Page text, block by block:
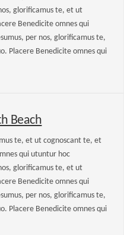
glorificamus te, et ut
Benedicite omnes qui
per nos, glorificamus te,
Placere Benedicite omnes qui
Beach
te, et ut cognoscant te, et
qui utuntur hoc
glorificamus te, et ut
Benedicite omnes qui
per nos, glorificamus te,
Placere Benedicite omnes qui